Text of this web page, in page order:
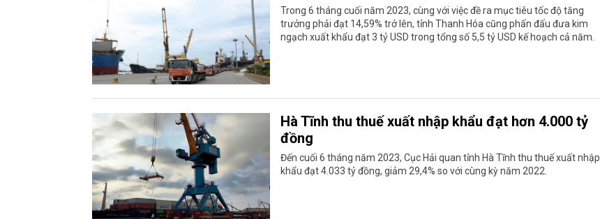
Trong 6 tháng cuối năm 2023, cùng với việc đề ra mục tiêu tốc độ tăng
trưởng phải đạt 14,59% trở lên, tỉnh Thanh Hóa cũng phấn đấu đưa kim
ngạch xuất khẩu đạt 3 tỷ USD trong tổng số 5,5 tỷ USD kế hoạch cả năm.
Hà Tĩnh thu thuế xuất nhập khẩu đạt hơn 4.000 tỷ
đồng
Đến cuối 6 tháng năm 2023, Cục Hải quan tỉnh Hà Tĩnh thu thuế xuất nhập
khẩu đạt 4.033 tỷ đồng, giảm 29,4% so với cùng kỳ năm 2022.